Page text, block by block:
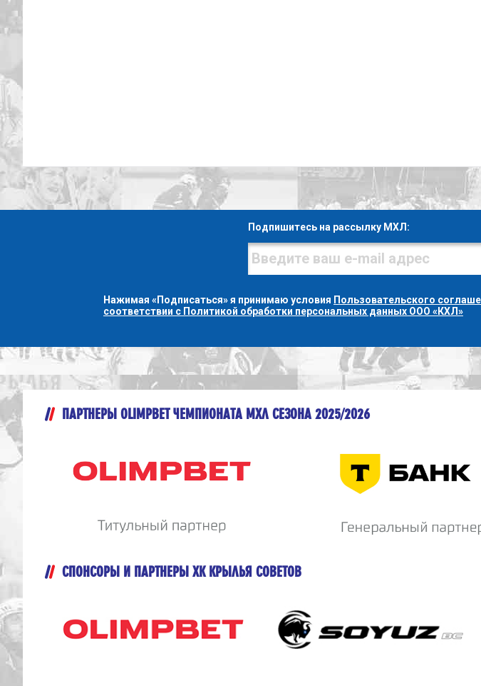
Подпишитесь на рассылку МХЛ:
Нажимая «Подписаться» я принимаю условия Пользовательского
соответствии с Политикой обработки персональных данных ООО «КХЛ»
ПАРТНЕРЫ OLIMPBET ЧЕМПИОНАТА МХЛ СЕЗОНА 2025/2026
СПОНСОРЫ И ПАРТНЕРЫ ХК КРЫЛЬЯ СОВЕТОВ